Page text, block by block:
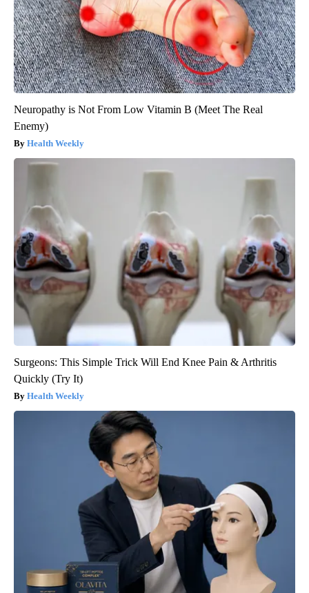
Neuropathy is Not From Low Vitamin B (Meet The Real
Enemy)
Health Weekly
Surgeons: This Simple Trick Will End Knee Pain & Arthritis
Quickly (Try It)
Health Weekly